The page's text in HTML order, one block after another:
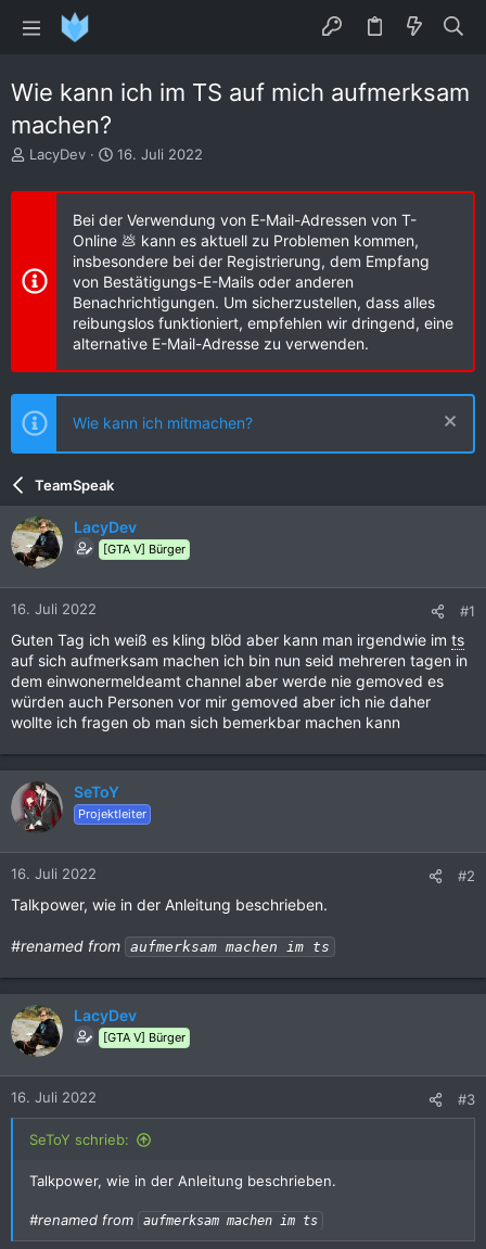
Wie kann ich im TS auf mich aufmerksam
machen?
E
s
l
e
LacyDev
E
s
e
l
t
a
m
16. Juli 2022
Bei der Verwendung von E-Mail-Adressen von T-
Online 💩 kann es aktuell zu Problemen kommen,
insbesondere bei der Registrierung, dem Empfang
von Bestätigungs-E-Mails oder anderen
Benachrichtigungen. Um sicherzustellen, dass alles
reibungslos funktioniert, empfehlen wir dringend, eine
alternative E-Mail-Adresse zu verwenden.
Wie kann ich mitmachen?
TeamSpeak
LacyDev
[GTA V] Bürger
16. Juli 2022 #1
Guten Tag ich weiß es kling blöd aber kann man irgendwie im ts
auf sich aufmerksam machen ich bin nun seid mehreren tagen in
dem einwonermeldeamt channel aber werde nie gemoved es
würden auch Personen vor mir gemoved aber ich nie daher
wollte ich fragen ob man sich bemerkbar machen kann
SeToY
Projektleiter
16. Juli 2022 #2
Talkpower, wie in der Anleitung beschrieben.
#renamed from aufmerksam machen im ts
LacyDev
[GTA V] Bürger
16. Juli 2022 #3
SeToY schrieb:
Talkpower, wie in der Anleitung beschrieben.
#renamed from aufmerksam machen im ts